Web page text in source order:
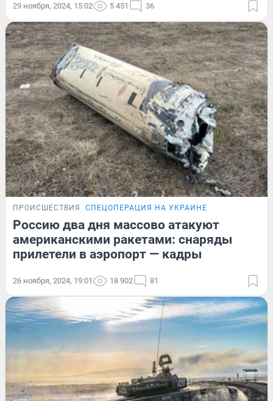
29 ноября, 2024, 15:02 5 451 36
ПРОИСШЕСТВИЯ СПЕЦОПЕРАЦИЯ НА УКРАИНЕ
Россию два дня массово атакуют
американскими ракетами: снаряды
прилетели в аэропорт — кадры
26 ноября, 2024, 19:01 18 902 81